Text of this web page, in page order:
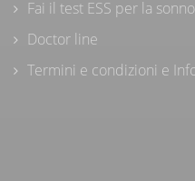
Fai il test ESS per la
Doctor line
Termini e condizioni e